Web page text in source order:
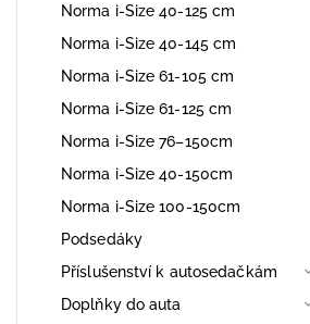
Norma i-Size 40-125 cm
Norma i-Size 40-145 cm
Norma i-Size 61-105 cm
Norma i-Size 61-125 cm
Norma i-Size 76–150cm
Norma i-Size 40-150cm
Norma i-Size 100-150cm
Podsedáky
Příslušenství k autosedačkám
Doplňky do auta